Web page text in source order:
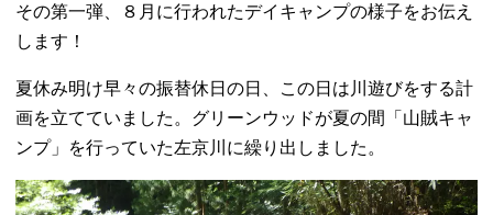
その第一弾、８月に行われたデイキャンプの様子をお伝え
します！
夏休み明け早々の振替休日の日、この日は川遊びをする計
画を立てていました。グリーンウッドが夏の間「山賊キャ
ンプ」を行っていた左京川に繰り出しました。